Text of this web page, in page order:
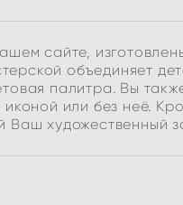
сайте,
объединяет
палитра. Вы
или без неё.
Ваш художественный